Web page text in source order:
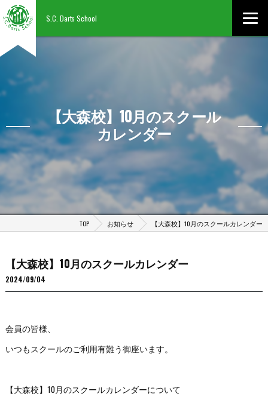
S.C. Darts School
【大森校】10月のスクール
カレンダー
TOP お知らせ 【大森校】10月のスクールカレンダー
【大森校】10月のスクールカレンダー
2024/09/04
会員の皆様、
いつもスクールのご利用有難う御座います。
【大森校】10月のスクールカレンダーについて